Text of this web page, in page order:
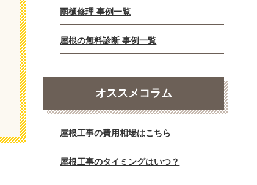
雨樋修理 事例一覧
屋根の無料診断 事例一覧
オススメコラム
屋根工事の費用相場はこちら
屋根工事のタイミングはいつ？